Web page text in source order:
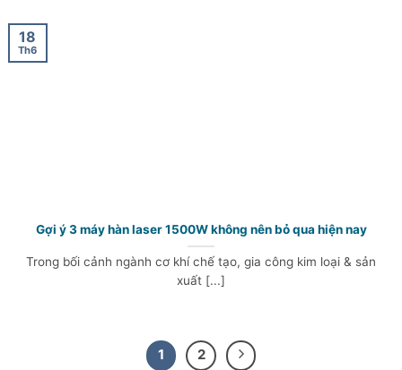
Gợi ý 3 máy hàn laser 1500W không nên bỏ qua hiện nay
Trong bối cảnh ngành cơ khí chế tạo, gia công kim loại & sản
xuất [...]
18
Th6
1 2